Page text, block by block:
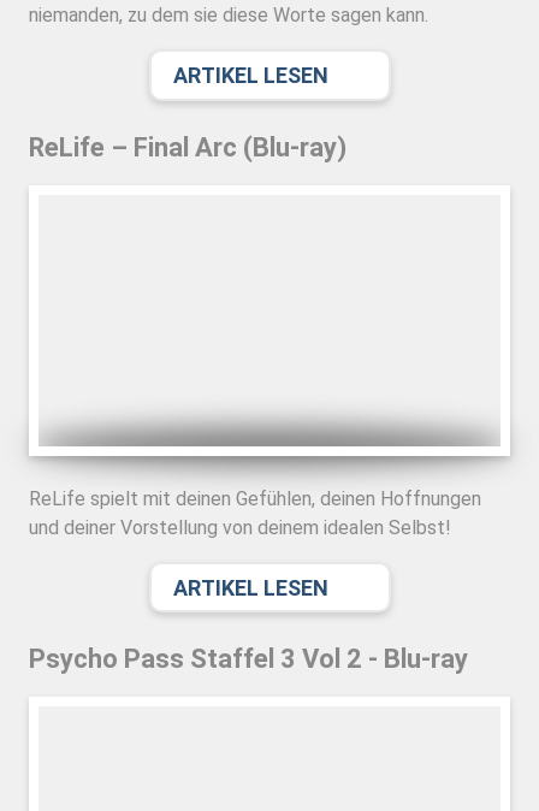
niemanden, zu dem sie diese Worte sagen kann.
ARTIKEL LESEN
ReLife – Final Arc (Blu-ray)
ReLife spielt mit deinen Gefühlen, deinen Hoffnungen
und deiner Vorstellung von deinem idealen Selbst!
ARTIKEL LESEN
Psycho Pass Staffel 3 Vol 2 - Blu-ray